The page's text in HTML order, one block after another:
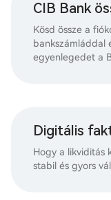
CIB Bank
Kösd össze a
bankszámláddal
egyenlegedet a
Digitális
Hogy a likviditás
stabil és gyors